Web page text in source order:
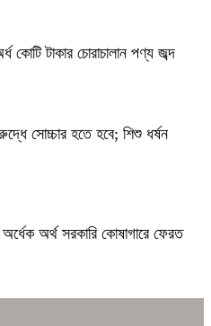
কোটি টাকার চোরাচালান পণ্য জব্দ
সোচ্চার হতে হবে; শিশু ধর্ষন
অর্থ সরকারি কোষাগারে ফেরত